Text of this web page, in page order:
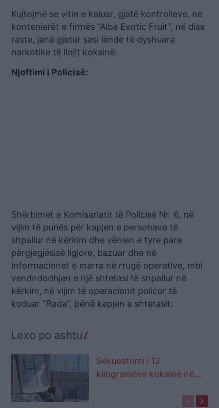
Kujtojmë se vitin e kaluar, gjatë kontrolleve, në
kontenierët e firmës “Alba Exotic Fruit”, në disa
raste, janë gjetur sasi lënde të dyshuara
narkotike të llojit kokainë.
Njoftimi i Policisë:
Shërbimet e Komisariatit të Policisë Nr. 6, në
vijim të punës për kapjen e personave të
shpallur në kërkim dhe vënien e tyre para
përgjegjësisë ligjore, bazuar dhe në
informacionet e marra në rrugë operative, mbi
vendndodhjen e një shtetasi të shpallur në
kërkim, në vijim të operacionit policor të
koduar “Rada”, bënë kapjen e shtetasit:
Lexo po ashtu
Sekuestrimi i 12
kilogramëve kokainë në
keyboard_arrow_left keyboard_arrow_right